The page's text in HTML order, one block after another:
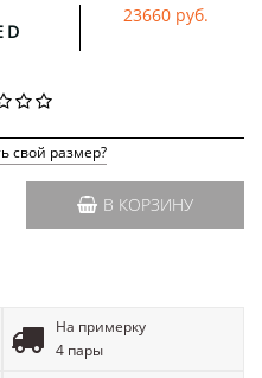
23660 руб.
свой размер?
В КОРЗИНУ
На примерку
4 пары